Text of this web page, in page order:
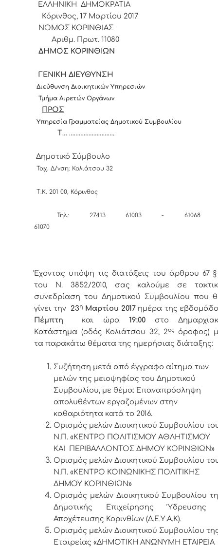
ΕΛΛΗΝΙΚΗ
Κόρινθος, 17 Μαρτίου 2017
ΝΟΜΟΣ
Αριθμ. Πρωτ. 11080
ΔΗΜΟΣ
ΓΕΝΙΚΗ ΔΙΕΥΘΥΝΣΗ
Διεύθυνση Διοικητικών Υπηρεσιών
Τμήμα Αιρετών Οργάνων
Π ΡΟΣ
Υπηρεσία Γραμματείας Δημοτικού Συμβουλίου
Τ… ……………………….
Δημοτικό Σύμβουλο
Ταχ. Δ/νση: Κολιάτσου 32
Τ.Κ. 201 00, Κόρινθος
Τηλ.: 27413 61003 - 61068
61070
Έχοντας υπόψη τις διατάξεις του άρθρου 67 §
του Ν. 3852/2010, σας καλούμε σε
συνεδρίαση του Δημοτικού Συμβουλίου που
γίνει την 23η Μαρτίου 2017 ημέρα της
Πέμπτη και ώρα 19:00 στο
Κατάστημα (οδός Κολιάτσου 32, 2ος
όροφος)
τα παρακάτω θέματα της ημερήσιας διάταξης:
Συζήτηση μετά από έγγραφο αίτημα των
μελών της μειοψηφίας του Δημοτικού
Συμβουλίου, με θέμα: Επαναπρόσληψη
απολυθέντων εργαζομένων στην
καθαριότητα κατά το 2016.
Ορισμός μελών Διοικητικού Συμβουλίου
Ν.Π. «ΚΕΝΤΡΟ ΠΟΛΙΤΙΣΜΟΥ ΑΘΛΗΤΙΣΜΟΥ
ΚΑΙ
ΠΕΡΙΒΑΛΛΟΝΤΟΣ ΔΗΜΟΥ ΚΟΡΙΝΘΙΩΝ»
Ορισμός μελών Διοικητικού Συμβουλίου
Ν.Π. «ΚΕΝΤΡΟ ΚΟΙΝΩΝΙΚΗΣ ΠΟΛΙΤΙΚΗΣ
ΔΗΜΟΥ ΚΟΡΙΝΘΙΩΝ»
Ορισμός μελών Διοικητικού Συμβουλίου
Δημοτικής Επιχείρησης Ύδρευσης
Αποχέτευσης Κορινθίων (Δ.Ε.Υ.Α.Κ).
Ορισμός μελών Διοικητικού Συμβουλίου
Εταιρείας «ΔΗΜΟΤΙΚΗ ΑΝΩΝΥΜΗ ΕΤΑΙΡΕΙΑ